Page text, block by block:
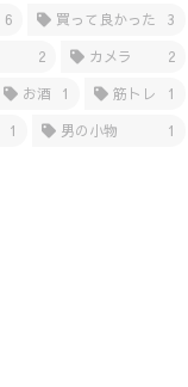
6 買って良かった
3
2 カメラ
2
お酒 1 筋トレ
1
1 男の小物 1